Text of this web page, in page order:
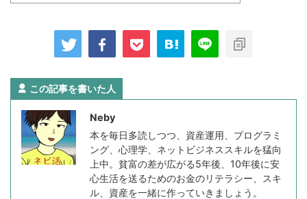
この記事を書いた人
Neby
本を毎日多読しつつ、資産運用、プログラミ
ング、心理学、ネットビジネススキルを猛向
上中。貧富の差が広がる5年後、10年後に安
心生活を送るためのお金のリテラシー、スキ
ル、資産を一緒に作っていきましょう。